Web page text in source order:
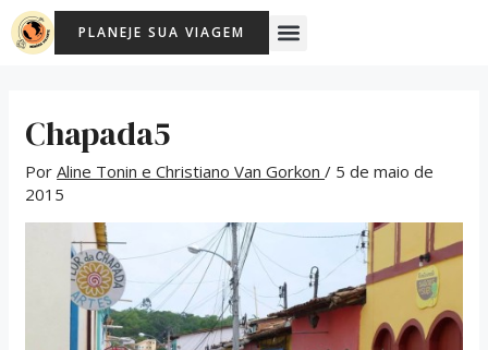
para
PLANEJE SUA VIAGEM Menu
Chapada5
PorAline Tonin e Christiano Van Gorkon/ 5 de maio de
2015
Post
navigation